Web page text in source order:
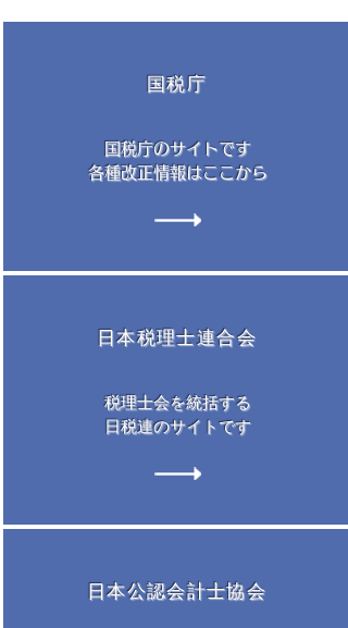
国税庁
国税庁のサイトです
​各種改正情報はここから
日本税理士連合会
税理士会を統括する
​日税連のサイトです
日本公認会計士協会